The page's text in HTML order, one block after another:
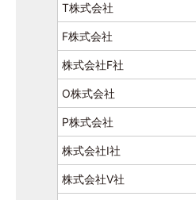
T株式会社
F株式会社
株式会社F社
O株式会社
P株式会社
株式会社I社
株式会社V社